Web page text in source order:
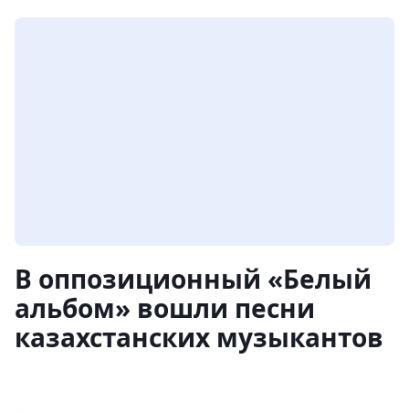
В оппозиционный «Белый
альбом» вошли песни
казахстанских музыкантов